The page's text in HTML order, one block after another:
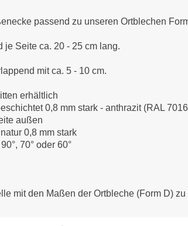
passend zu unseren Ortblechen
je Seite ca. 20 - 25 cm lang.
mit ca. 5 - 10 cm.
erhältlich
0,8 mm stark - anthrazit (RAL
außen
0,8 mm stark
70° oder 60°
mit den Maßen der Ortbleche (Form D)